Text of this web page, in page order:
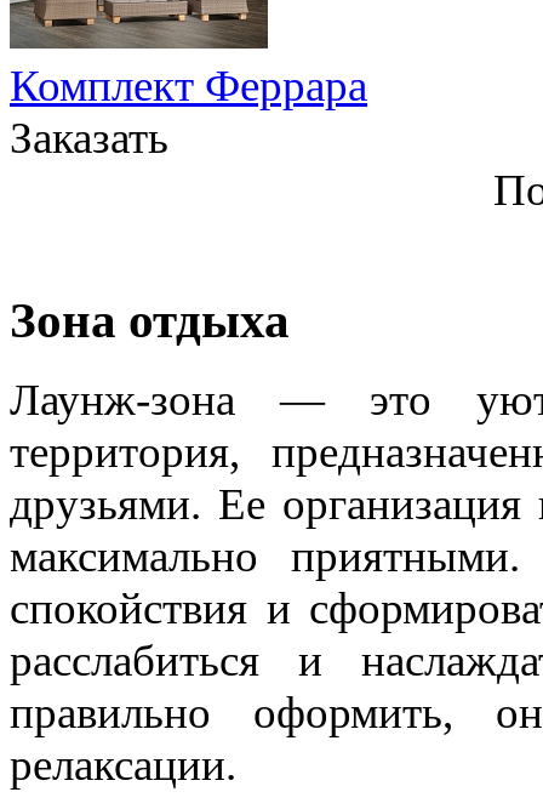
Комплект Феррара
Заказать
Зона отдыха
Лаунж-зона — это
территория,
друзьями. Ее
максимально
спокойствия и
расслабиться и
правильно оформить,
релаксации.